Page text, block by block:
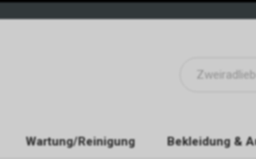
Wartung/Reinigung Bekleidung &